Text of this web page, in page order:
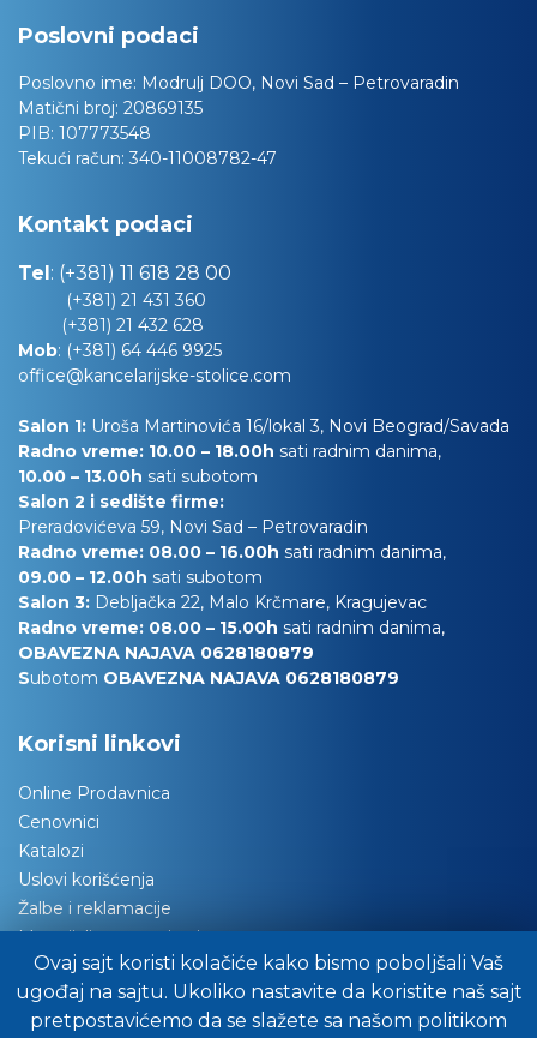
Ovaj sajt koristi kolačiće kako bismo poboljšali Vaš
ugođaj na sajtu. Ukoliko nastavite da koristite naš sajt
pretpostavićemo da se slažete sa našom politikom
Poslovni podaci
Poslovno ime: Modrulj DOO, Novi Sad – Petrovaradin
Matični broj: 20869135
PIB: 107773548
Tekući račun: 340-11008782-47
Kontakt podaci
Tel: (+381) 11 618 28 00
(+381) 21 431 360
(+381) 21 432 628
Mob: (+381) 64 446 9925
office@kancelarijske-stolice.com
Salon 1: Uroša Martinovića 16/lokal 3, Novi Beograd/Savada
Radno vreme: 10.00 – 18.00h sati radnim danima,
10.00 – 13.00h sati subotom
Salon 2 i sedište firme:
Preradovićeva 59, Novi Sad – Petrovaradin
Radno vreme: 08.00 – 16.00h sati radnim danima,
09.00 – 12.00h sati subotom
Salon 3: Debljačka 22, Malo Krčmare, Kragujevac
Radno vreme: 08.00 – 15.00h sati radnim danima,
OBAVEZNA NAJAVA 0628180879
Subotom OBAVEZNA NAJAVA 0628180879
Korisni linkovi
Online Prodavnica
Cenovnici
Katalozi
Uslovi korišćenja
Žalbe i reklamacije
Materijali za tapaciranje
Održavanje nameštaja
Važna obaveštenja
Preuzimanje robe